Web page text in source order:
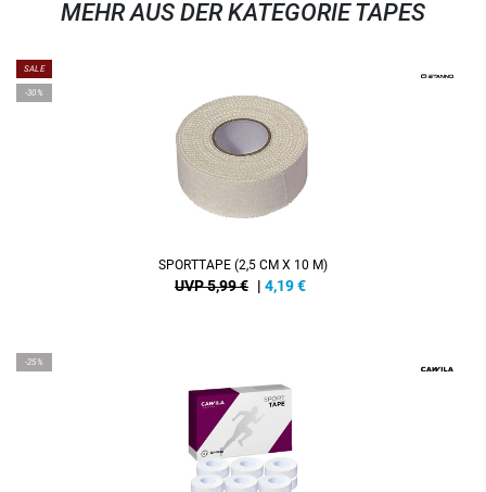
MEHR AUS DER KATEGORIE TAPES
SALE
-30%
SPORTTAPE (2,5 CM X 10 M)
UVP 5,99 € | 4,19€
-25%